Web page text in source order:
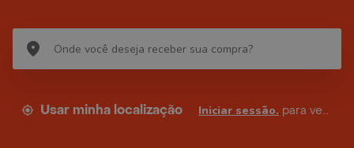
Usar minha localização Iniciar sessão. para ver seus endereços